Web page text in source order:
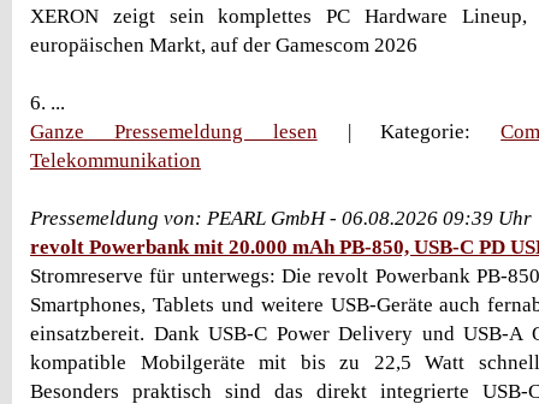
XERON zeigt sein komplettes PC Hardware
europäischen Markt, auf der Gamescom 2026
6. ...
Ganze Pressemeldung lesen| Kategorie:
Telekommunikation
Pressemeldung von: PEARL GmbH - 06.08.2026 09:39 Uhr
revolt Powerbank mit 20.000 mAh PB-850, USB-C PD
Stromreserve für unterwegs: Die revolt Powerbank PB-
Smartphones, Tablets und weitere USB-Geräte auch
einsatzbereit. Dank USB-C Power Delivery und USB-A
kompatible Mobilgeräte mit bis zu 22,5 Watt
Besonders praktisch sind das direkt integrierte USB-